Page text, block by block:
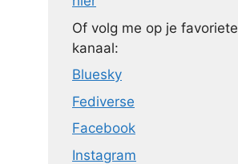
Of volg me op je favoriete
kanaal:
Bluesky
Fediverse
Facebook
Instagram